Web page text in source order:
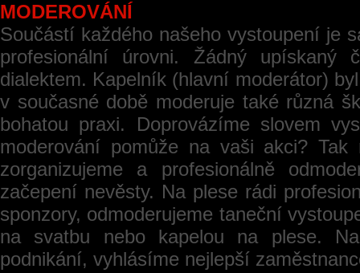
MODEROVÁNÍ
Součástí každého našeho vystoupení je
profesionální úrovni. Žádný upískaný
dialektem. Kapelník (hlavní moderátor)
v současné době moderuje také různá
bohatou praxi. Doprovázíme slovem
moderování pomůže na vaši akci?
zorganizujeme a profesionálně
začepení nevěsty. Na plese rádi
sponzory, odmoderujeme taneční
na svatbu nebo kapelou na plese.
podnikání, vyhlásíme nejlepší